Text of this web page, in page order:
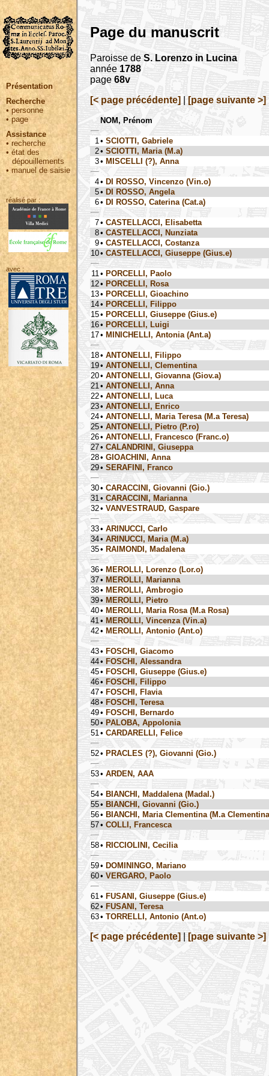
Présentation
Recherche
• personne
•page
Assistance
• recherche
•état des
dépouillements
•manuel de saisie
réalisé par :
avec :
Page du manuscrit
Paroisse de S. Lorenzo in Lucina
année 1788
page 68v
[< page précédente]
[page suivante >]
NOM, Prénom
1 • SCIOTTI, Gabriele
2• SCIOTTI, Maria (M.a)
3• MISCELLI (?), Anna
4• DI ROSSO, Vincenzo (Vin.o)
5• DI ROSSO, Angela
6• DI ROSSO, Caterina (Cat.a)
7• CASTELLACCI, Elisabetta
8• CASTELLACCI, Nunziata
9• CASTELLACCI, Costanza
10• CASTELLACCI, Giuseppe (Gius.e)
11 • PORCELLI, Paolo
12• PORCELLI, Rosa
13• PORCELLI, Gioachino
14• PORCELLI, Filippo
15• PORCELLI, Giuseppe (Gius.e)
16• PORCELLI, Luigi
17• MINICHELLI, Antonia (Ant.a)
18• ANTONELLI, Filippo
19• ANTONELLI, Clementina
20• ANTONELLI, Giovanna (Giov.a)
21 • ANTONELLI, Anna
22• ANTONELLI, Luca
23• ANTONELLI, Enrico
24• ANTONELLI, Maria Teresa (M.a Teresa)
25• ANTONELLI, Pietro (P.ro)
26• ANTONELLI, Francesco (Franc.o)
27• CALANDRINI, Giuseppa
28• GIOACHINI, Anna
29• SERAFINI, Franco
30• CARACCINI, Giovanni (Gio.)
31 • CARACCINI, Marianna
32• VANVESTRAUD, Gaspare
33• ARINUCCI, Carlo
34• ARINUCCI, Maria (M.a)
35• RAIMONDI, Madalena
36• MEROLLI, Lorenzo (Lor.o)
37• MEROLLI, Marianna
38• MEROLLI, Ambrogio
39• MEROLLI, Pietro
40• MEROLLI, Maria Rosa (M.a Rosa)
41 • MEROLLI, Vincenza (Vin.a)
42• MEROLLI, Antonio (Ant.o)
43• FOSCHI, Giacomo
44• FOSCHI, Alessandra
45• FOSCHI, Giuseppe (Gius.e)
46• FOSCHI, Filippo
47• FOSCHI, Flavia
48• FOSCHI, Teresa
49• FOSCHI, Bernardo
50• PALOBA, Appolonia
51 • CARDARELLI, Felice
52• PRACLES (?), Giovanni (Gio.)
53• ARDEN, AAA
54• BIANCHI, Maddalena (Madal.)
55• BIANCHI, Giovanni (Gio.)
56• BIANCHI, Maria Clementina (M.a
57• COLLI, Francesca
58• RICCIOLINI, Cecilia
59• DOMININGO, Mariano
60• VERGARO, Paolo
61 • FUSANI, Giuseppe (Gius.e)
62• FUSANI, Teresa
63• TORRELLI, Antonio (Ant.o)
[< page précédente] [page suivante >]